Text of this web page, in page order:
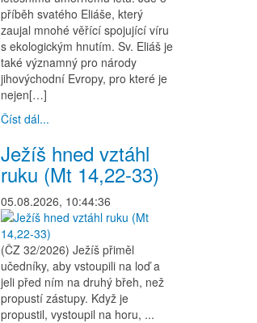
příběh svatého Eliáše, který
zaujal mnohé věřící spojující víru
s ekologickým hnutím. Sv. Eliáš je
také významný pro národy
jihovýchodní Evropy, pro které je
nejen[…]
Číst dál...
Ježíš hned vztáhl
ruku (Mt 14,22-33)
05.08.2026, 10:44:36
(ČZ 32/2026) Ježíš přiměl
učedníky, aby vstoupili na loď a
jeli před ním na druhý břeh, než
propustí zástupy. Když je
propustil, vystoupil na horu, ...